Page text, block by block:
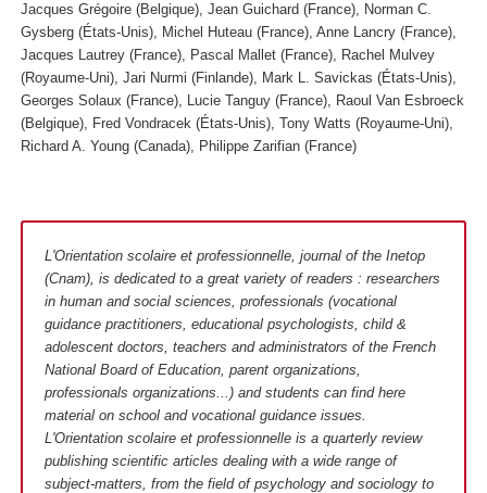
Jacques Grégoire (Belgique), Jean Guichard (France), Norman C.
Gysberg (États-Unis), Michel Huteau (France), Anne Lancry (France),
Jacques Lautrey (France), Pascal Mallet (France), Rachel Mulvey
(Royaume-Uni), Jari Nurmi (Finlande), Mark L. Savickas (États-Unis),
Georges Solaux (France), Lucie Tanguy (France), Raoul Van Esbroeck
(Belgique), Fred Vondracek (États-Unis), Tony Watts (Royaume-Uni),
Richard A. Young (Canada), Philippe Zarifian (France)
L'Orientation scolaire et professionnelle, journal of the Inetop
(Cnam), is dedicated to a great variety of readers : researchers
in human and social sciences, professionals (vocational
guidance practitioners, educational psychologists, child &
adolescent doctors, teachers and administrators of the French
National Board of Education, parent organizations,
professionals organizations...) and students can find here
material on school and vocational guidance issues.
L'Orientation scolaire et professionnelle is a quarterly review
publishing scientific articles dealing with a wide range of
subject-matters, from the field of psychology and sociology to